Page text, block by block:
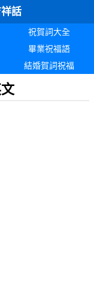
話
祝賀詞大全
畢業祝福語
結婚賀詞祝福